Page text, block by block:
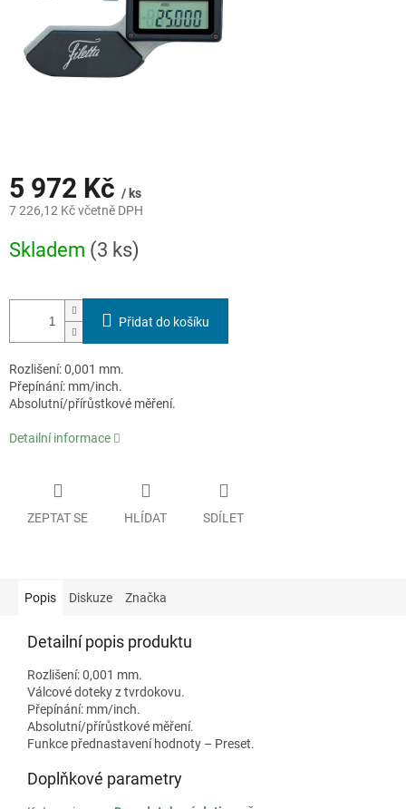
5 972 Kč / ks
7 226,12 Kč včetně DPH
cena:
Skladem (3 ks)
Přidat do košíku
Rozlišení: 0,001 mm.
Přepínání: mm/inch.
Absolutní/přírůstkové měření.
Detailní informace
ZEPTAT SE HLÍDAT SDÍLET
Popis Diskuze Značka
Detailní popis produktu
Rozlišení: 0,001 mm.
Válcové doteky z tvrdokovu.
Přepínání: mm/inch.
Absolutní/přírůstkové měření.
Funkce přednastavení hodnoty – Preset.
Doplňkové parametry